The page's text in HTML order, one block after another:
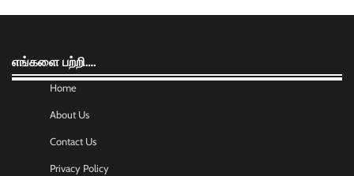
எங்களை பற்றி….
Home
About Us
Contact Us
Privacy Policy